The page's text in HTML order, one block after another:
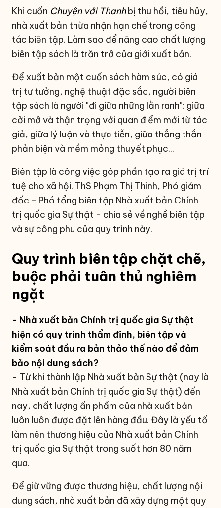
Khi cuốn Chuyện với Thanhbị thu hồi, tiêu hủy,
nhà xuất bản thừa nhận hạn chế trong công
tác biên tập. Làm sao để nâng cao chất lượng
biên tập sách là trăn trở của giới xuất bản.
Để xuất bản một cuốn sách hàm súc, có giá
trị tư tưởng, nghệ thuật đặc sắc, người biên
tập sách là người "đi giữa những lằn ranh": giữa
cởi mở và thận trọng với quan điểm mới từ tác
giả, giữa lý luận và thực tiễn, giữa thẳng thắn
phản biện và mềm mỏng thuyết phục...
Biên tập là công việc góp phần tạo ra giá trị trí
tuệ cho xã hội. ThS Phạm Thị Thinh, Phó giám
đốc - Phó tổng biên tập Nhà xuất bản Chính
trị quốc gia Sự thật - chia sẻ về nghề biên tập
và sự công phu của quy trình này.
Quy trình biên tập chặt chẽ,
buộc phải tuân thủ nghiêm
ngặt
- Nhà xuất bản Chính trị quốc gia Sự thật
hiện có quy trình thẩm định, biên tập và
kiểm soát đầu ra bản thảo thế nào để đảm
bảo nội dung sách?
- Từ khi thành lập Nhà xuất bản Sự thật (nay là
Nhà xuất bản Chính trị quốc gia Sự thật) đến
nay, chất lượng ấn phẩm của nhà xuất bản
luôn luôn được đặt lên hàng đầu. Đây là yếu tố
làm nên thương hiệu của Nhà xuất bản Chính
trị quốc gia Sự thật trong suốt hơn 80 năm
qua.
Để giữ vững được thương hiệu, chất lượng nội
dung sách, nhà xuất bản đã xây dựng một quy